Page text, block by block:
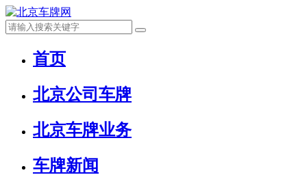
首页
北京公司车牌
北京车牌业务
车牌新闻